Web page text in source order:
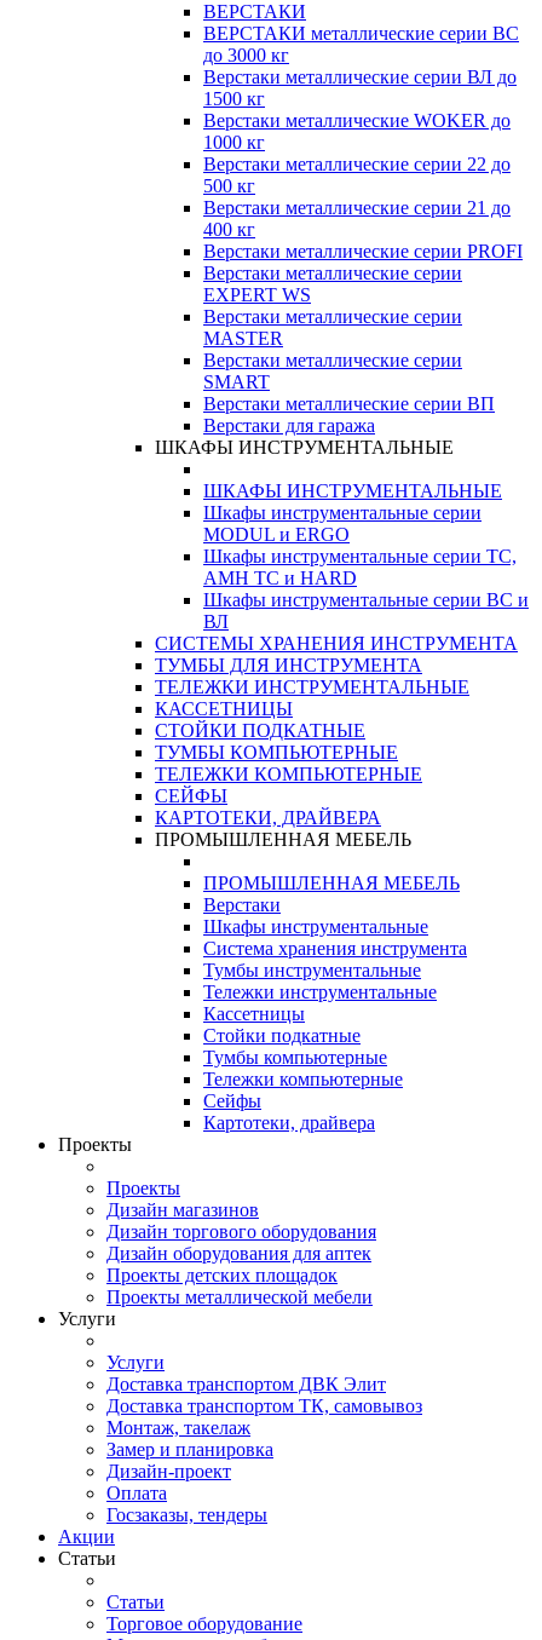
ВЕРСТАКИ
ВЕРСТАКИ металлические серии ВС
до 3000 кг
Верстаки металлические серии ВЛ до
1500 кг
Верстаки металлические WOKER до
1000 кг
Верстаки металлические серии 22 до
500 кг
Верстаки металлические серии 21 до
400 кг
Верстаки металлические серии PROFI
Верстаки металлические серии
EXPERT WS
Верстаки металлические серии
MASTER
Верстаки металлические серии
SMART
Верстаки металлические серии ВП
Верстаки для гаража
ШКАФЫ ИНСТРУМЕНТАЛЬНЫЕ
ШКАФЫ ИНСТРУМЕНТАЛЬНЫЕ
Шкафы инструментальные серии
MODUL и ERGO
Шкафы инструментальные серии ТС,
АМН ТС и HARD
Шкафы инструментальные серии ВС и
ВЛ
СИСТЕМЫ ХРАНЕНИЯ ИНСТРУМЕНТА
ТУМБЫ ДЛЯ ИНСТРУМЕНТА
ТЕЛЕЖКИ ИНСТРУМЕНТАЛЬНЫЕ
КАССЕТНИЦЫ
СТОЙКИ ПОДКАТНЫЕ
ТУМБЫ КОМПЬЮТЕРНЫЕ
ТЕЛЕЖКИ КОМПЬЮТЕРНЫЕ
СЕЙФЫ
КАРТОТЕКИ, ДРАЙВЕРА
ПРОМЫШЛЕННАЯ МЕБЕЛЬ
ПРОМЫШЛЕННАЯ МЕБЕЛЬ
Верстаки
Шкафы инструментальные
Система хранения инструмента
Тумбы инструментальные
Тележки инструментальные
Кассетницы
Стойки подкатные
Тумбы компьютерные
Тележки компьютерные
Сейфы
Картотеки, драйвера
Проекты
Проекты
Дизайн магазинов
Дизайн торгового оборудования
Дизайн оборудования для аптек
Проекты детских площадок
Проекты металлической мебели
Услуги
Услуги
Доставка транспортом ДВК Элит
Доставка транспортом ТК, самовывоз
Монтаж, такелаж
Замер и планировка
Дизайн-проект
Оплата
Госзаказы, тендеры
Акции
Статьи
Статьи
Торговое оборудование